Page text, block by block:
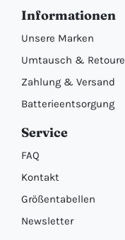
Informationen
Unsere Marken
Umtausch & Retoure
Zahlung & Versand
Batterieentsorgung
Service
FAQ
Kontakt
Größentabellen
Newsletter